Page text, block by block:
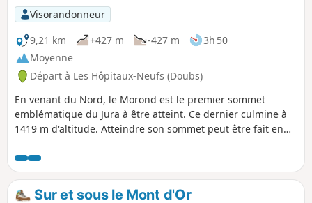
Visorandonneur
9,21 km
+427 m -427 m
3h 50
Moyenne
Départ à Les Hôpitaux-Neufs (Doubs)
En venant du Nord, le Morond est le premier sommet
emblématique du Jura à être atteint. Ce dernier culmine à
1419 m d'altitude. Atteindre son sommet peut être fait en
L'ascension offre des points de vues remarquables sur la
région et la Suisse, y compris le Lac Léman. Il est possible
de coupler cette balade avec la luge d'été de Métabief ou
Sur et sous le Mont d'Or